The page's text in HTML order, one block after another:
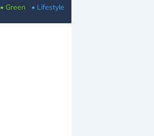
• Green • Lifestyle